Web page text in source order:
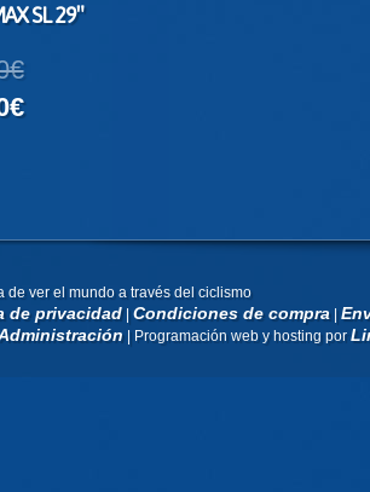
SL 29″
de ver el mundo a través del ciclismo
de privacidad|Condiciones de compra|
| Programación web y hosting por